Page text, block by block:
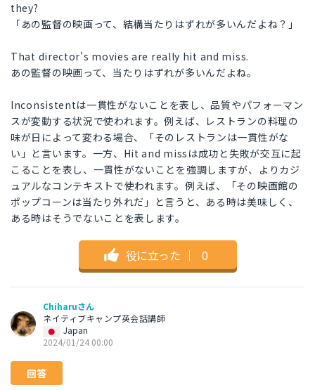
they?
「あの監督の映画って、結構当たりはずれが多いんだよね？」
That director's movies are really hit and miss.
あの監督の映画って、当たりはずれが多いんだよね。
Inconsistentは一貫性がないことを表し、品質やパフォーマン
スが変動する状況で使われます。例えば、レストランの料理の
味が日によって変わる場合、「そのレストランは一貫性がな
い」と言います。一方、Hit and missは成功と失敗が交互に起
こることを表し、一貫性がないことを強調しますが、よりカジ
ュアルなコンテキストで使われます。例えば、「その映画館の
ポップコーンは当たり外れだ」と言うと、ある時は美味しく、
ある時はそうでないことを表します。
役に立った ｜ 0
Chiharuさん
ネイティブキャンプ英会話講師
Japan
2024/01/24 00:00
回答